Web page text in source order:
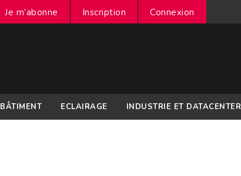
Je m’abonne Inscription Connexion
BÂTIMENT ECLAIRAGE INDUSTRIE ET DATACENTER